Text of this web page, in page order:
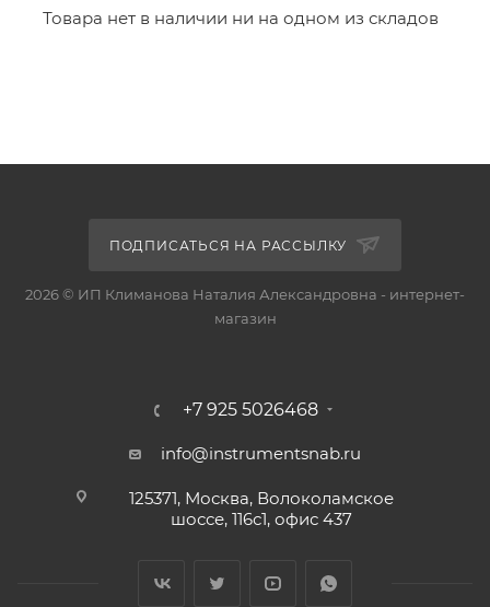
Товара нет в наличии ни на одном из складов
ПОДПИСАТЬСЯ НА РАССЫЛКУ
2026 © ИП Климанова Наталия Александровна - интернет-
магазин
+7 925 5026468
info@instrumentsnab.ru
125371, Москва, Волоколамское
шоссе, 116с1, офис 437